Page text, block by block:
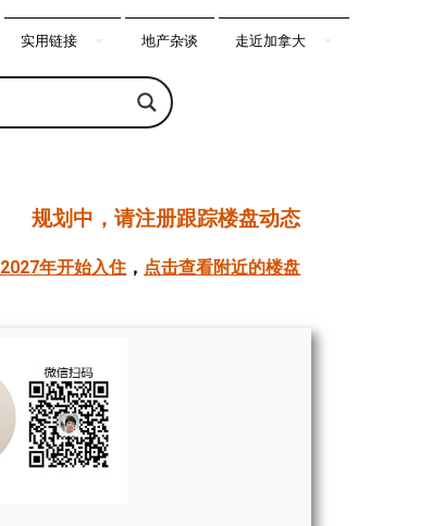
实用链接 地产杂谈 走近加拿大
规划中，请注册跟踪楼盘动态
2027年开始入住 ， 点击查看附近的楼盘